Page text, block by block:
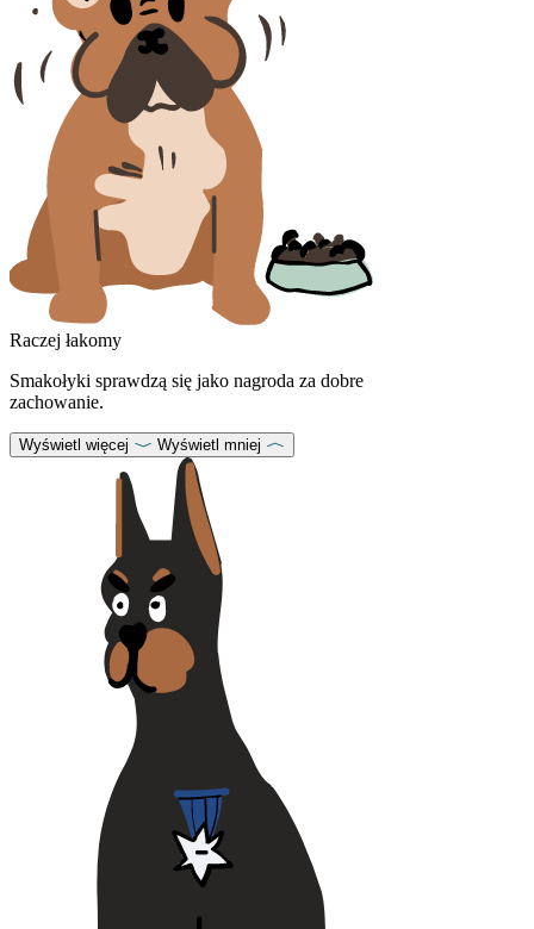
Raczej łakomy
Smakołyki sprawdzą się jako nagroda za dobre
zachowanie.
Wyświetl więcej Wyświetl mniej